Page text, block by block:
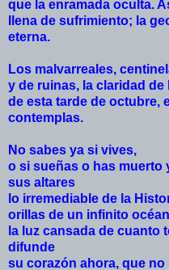
que la enramada oculta.
llena de sufrimiento; la
eterna.
Los malvarreales,
y de ruinas, la claridad de
de esta tarde de octubre,
contemplas.
No sabes ya si vives,
o si sueñas o has muerto
sus altares
lo irremediable de la
orillas de un infinito
la luz cansada de cuanto
difunde
su corazón ahora, que no